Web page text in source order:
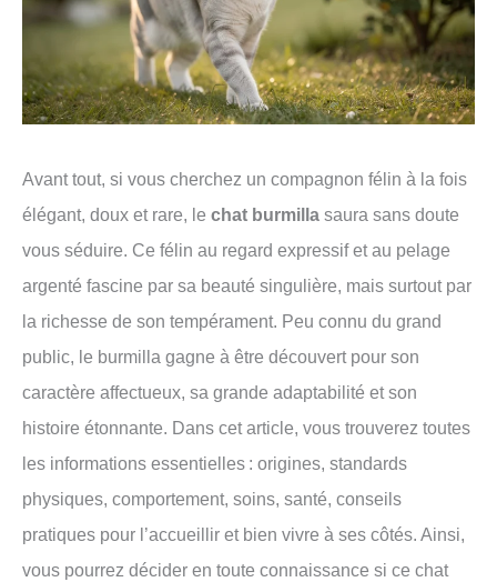
Avant tout, si vous cherchez un compagnon félin à la fois
élégant, doux et rare, le chat burmilla saura sans doute
vous séduire. Ce félin au regard expressif et au pelage
argenté fascine par sa beauté singulière, mais surtout par
la richesse de son tempérament. Peu connu du grand
public, le burmilla gagne à être découvert pour son
caractère affectueux, sa grande adaptabilité et son
histoire étonnante. Dans cet article, vous trouverez toutes
les informations essentielles : origines, standards
physiques, comportement, soins, santé, conseils
pratiques pour l’accueillir et bien vivre à ses côtés. Ainsi,
vous pourrez décider en toute connaissance si ce chat